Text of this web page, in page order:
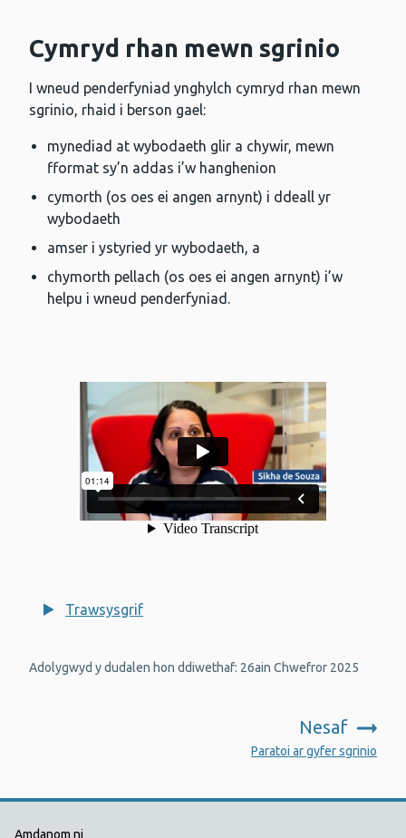
Cymryd rhan mewn sgrinio
I wneud penderfyniad ynghylch cymryd rhan mewn
sgrinio, rhaid i berson gael:
mynediad at wybodaeth glir a chywir, mewn
fformat sy’n addas i’w hanghenion
cymorth (os oes ei angen arnynt) i ddeall yr
wybodaeth
amser i ystyried yr wybodaeth, a
chymorth pellach (os oes ei angen arnynt) i’w
helpu i wneud penderfyniad.
Trawsysgrif
Adolygwyd y dudalen hon ddiwethaf: 26ain Chwefror 2025
Nesaf
Paratoi ar gyfer sgrinio
Amdanom ni